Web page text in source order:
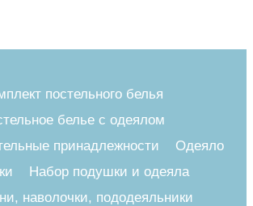
постельного белья
белье с одеялом
принадлежности
Одеяло
Набор подушки и одеяла
наволочки, пододеяльники